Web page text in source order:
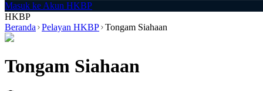
Masuk ke Akun HKBP
HKBP
Beranda
Pelayan HKBP Tongam Siahaan
Tongam Siahaan